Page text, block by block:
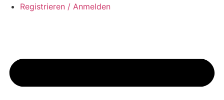
Registrieren / Anmelden